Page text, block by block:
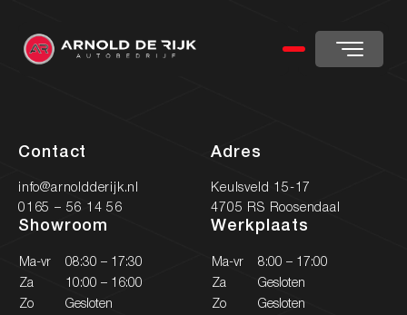
Nieuw binnen
Onze diensten Onze werkplaats
Contact
info@arnoldderijk.nl
0165 – 56 14 56
Adres
Keulsveld 15-17
4705 RS Roosendaal
Showroom
Ma-vr
08:30 – 17:30
Za
10:00 – 16:00
Zo
Gesloten
Werkplaats
Ma-vr
8:00 – 17:00
Za
Gesloten
Zo
Gesloten